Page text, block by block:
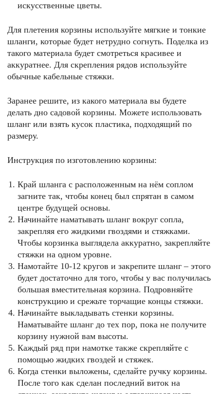
искусственные цветы.
Для плетения корзины используйте мягкие и тонкие
шланги, которые будет нетрудно согнуть. Поделка из
такого материала будет смотреться красивее и
аккуратнее. Для скрепления рядов используйте
обычные кабельные стяжки.
Заранее решите, из какого материала вы будете
делать дно садовой корзины. Можете использовать
шланг или взять кусок пластика, подходящий по
размеру.
Инструкция по изготовлению корзины:
Край шланга с расположенным на нём соплом
загните так, чтобы конец был спрятан в самом
центре будущей основы.
Начинайте наматывать шланг вокруг сопла,
закрепляя его жидкими гвоздями и стяжками.
Чтобы корзинка выглядела аккуратно, закрепляйте
стяжки на одном уровне.
Намотайте 10-12 кругов и закрепите шланг – этого
будет достаточно для того, чтобы у вас получилась
большая вместительная корзина. Подровняйте
конструкцию и срежьте торчащие концы стяжки.
Начинайте выкладывать стенки корзины.
Наматывайте шланг до тех пор, пока не получите
корзину нужной вам высоты.
Каждый ряд при намотке также скрепляйте с
помощью жидких гвоздей и стяжек.
Когда стенки выложены, сделайте ручку корзины.
После того как сделан последний виток на